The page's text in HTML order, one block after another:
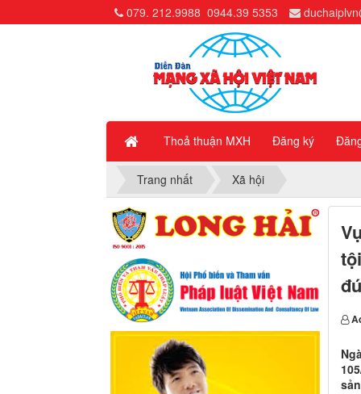
Thoả thuận MXH Đăng ký
079. 212.9988 0944.39 5353
Trang nhất Xã hội